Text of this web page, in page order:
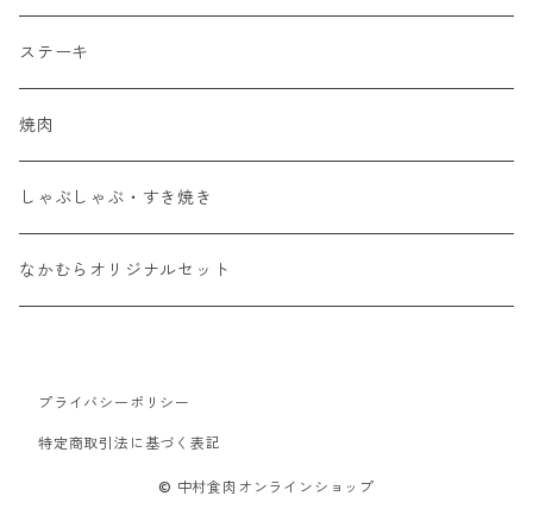
ステーキ
焼肉
しゃぶしゃぶ・すき焼き
なかむらオリジナルセット
プライバシーポリシー
特定商取引法に基づく表記
© 中村食肉オンラインショップ